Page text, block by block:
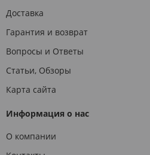
Доставка
Гарантия и возврат
Вопросы и Ответы
Статьи, Обзоры
Карта сайта
Информация о нас
О компании